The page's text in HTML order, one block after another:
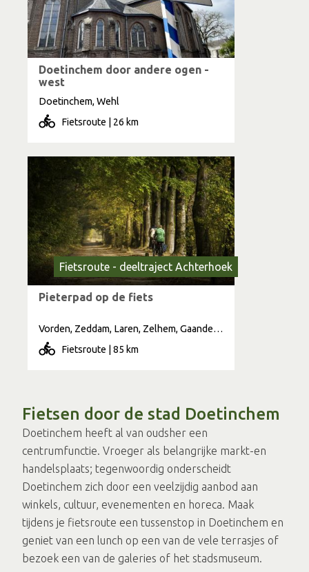
Doetinchem door andere ogen -
west
Doetinchem, Wehl
Fietsroute | 26 km
Fietsroute - deeltraject Achterhoek
Pieterpad op de fiets
Vorden, Zeddam, Laren, Zelhem, Gaanderen, Braamt, Elten, Varssel
Fietsroute | 85 km
Fietsen door de stad Doetinchem
Doetinchem heeft al van oudsher een
centrumfunctie. Vroeger als belangrijke markt-en
handelsplaats; tegenwoordig onderscheidt
Doetinchem zich door een veelzijdig aanbod aan
winkels, cultuur, evenementen en horeca. Maak
tijdens je fietsroute een tussenstop in Doetinchem en
geniet van een lunch op een van de vele terrasjes of
bezoek een van de galeries of het stadsmuseum.